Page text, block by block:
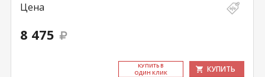
Цена
8 475
КУ­ПИТЬ В
ОДИН КЛИК
КУПИТЬ